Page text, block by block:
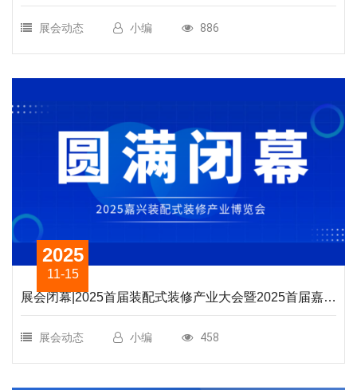
卷，让我们倾听您的声音
展会动态 小编 886
2025
11-15
展会闭幕|2025首届装配式装修产业大会暨2025首届嘉兴
装配式装修产业博览会圆满落幕，行业盛会成果丰硕
展会动态 小编 458